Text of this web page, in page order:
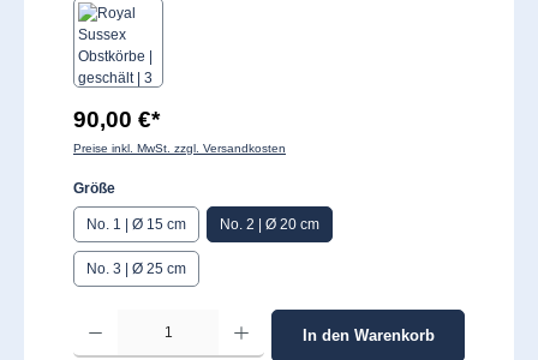
90,00 €*
Preise inkl. MwSt. zzgl. Versandkosten
Größeauswählen
No. 1 | Ø 15 cm No. 2 | Ø 20 cm
No. 3 | Ø 25 cm
Produkt Anzahl: Gib den gewünschten Wert ein oder benutze die Schaltflächen
In den Warenkorb